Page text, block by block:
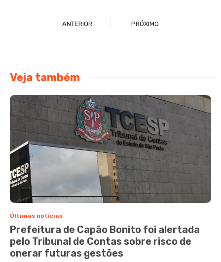
ANTERIOR PRÓXIMO
Veja também
Últimas notícias
Prefeitura de Capão Bonito foi alertada
pelo Tribunal de Contas sobre risco de
onerar futuras gestões